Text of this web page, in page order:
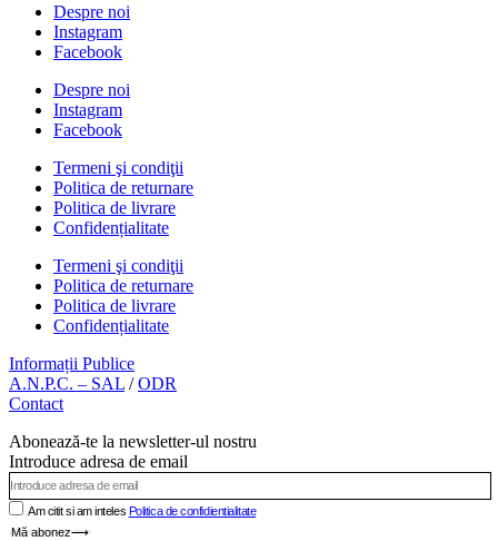
Despre noi
Instagram
Facebook
Despre noi
Instagram
Facebook
Termeni şi condiţii
Politica de returnare
Politica de livrare
Confidențialitate
Termeni şi condiţii
Politica de returnare
Politica de livrare
Confidențialitate
Informații Publice
A.N.P.C. – SAL /ODR
Contact
Abonează-te la newsletter-ul nostru
Introduce adresa de email
Am citit si am inteles Politica de confidientialitate
Mă abonez⟶